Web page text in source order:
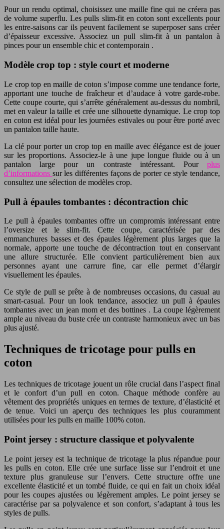
Pour un rendu optimal, choisissez une maille fine qui ne créera pas
de volume superflu. Les pulls slim-fit en coton sont excellents pour
les entre-saisons car ils peuvent facilement se superposer sans créer
d’épaisseur excessive. Associez un pull slim-fit à un pantalon à
pinces pour un ensemble chic et contemporain .
Modèle crop top : style court et moderne
Le crop top en maille de coton s’impose comme une tendance forte,
apportant une touche de fraîcheur et d’audace à votre garde-robe.
Cette coupe courte, qui s’arrête généralement au-dessus du nombril,
met en valeur la taille et crée une silhouette dynamique. Le crop top
en coton est idéal pour les journées estivales ou pour être porté avec
un pantalon taille haute.
La clé pour porter un crop top en maille avec élégance est de jouer
sur les proportions. Associez-le à une jupe longue fluide ou à un
pantalon large pour un contraste intéressant. Pour plus
d’informations sur les différentes façons de porter ce style tendance,
consultez une sélection de modèles crop.
Pull à épaules tombantes : décontraction chic
Le pull à épaules tombantes offre un compromis intéressant entre
l’oversize et le slim-fit. Cette coupe, caractérisée par des
emmanchures basses et des épaules légèrement plus larges que la
normale, apporte une touche de décontraction tout en conservant
une allure structurée. Elle convient particulièrement bien aux
personnes ayant une carrure fine, car elle permet d’élargir
visuellement les épaules.
Ce style de pull se prête à de nombreuses occasions, du casual au
smart-casual. Pour un look tendance, associez un pull à épaules
tombantes avec un jean mom et des bottines . La coupe légèrement
ample au niveau du buste crée un contraste harmonieux avec un bas
plus ajusté.
Techniques de tricotage pour pulls en
coton
Les techniques de tricotage jouent un rôle crucial dans l’aspect final
et le confort d’un pull en coton. Chaque méthode confère au
vêtement des propriétés uniques en termes de texture, d’élasticité et
de tenue. Voici un aperçu des techniques les plus couramment
utilisées pour les pulls en maille 100% coton.
Point jersey : structure classique et polyvalente
Le point jersey est la technique de tricotage la plus répandue pour
les pulls en coton. Elle crée une surface lisse sur l’endroit et une
texture plus granuleuse sur l’envers. Cette structure offre une
excellente élasticité et un tombé fluide, ce qui en fait un choix idéal
pour les coupes ajustées ou légèrement amples. Le point jersey se
caractérise par sa polyvalence et son confort, s’adaptant à tous les
styles de pulls.